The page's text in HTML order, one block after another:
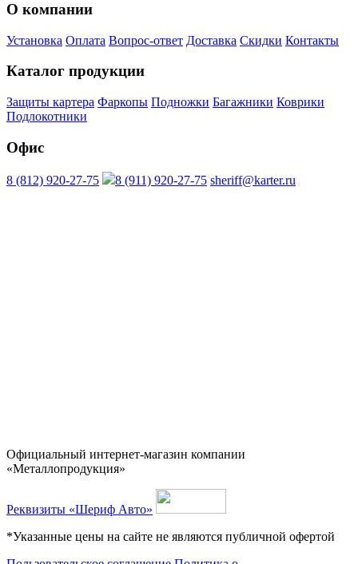
О компании
Установка Оплата Вопрос-ответ Доставка Скидки Контакты
Каталог продукции
Защиты картера Фаркопы Подножки Багажники Коврики
Подлокотники
Офис
8 (812) 920-27-75 8 (911) 920-27-75 sheriff@karter.ru
Официальный интернет-магазин компании
«Металлопродукция»
Реквизиты «Шериф Авто»
*Указанные цены на сайте не являются публичной офертой